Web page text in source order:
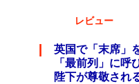
レビュー
英国で「末席」
「最前列」に
陛下が尊敬され